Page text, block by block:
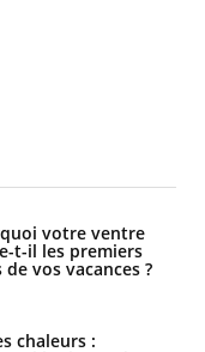
manger moins
pourrait
être bénéfique
et chaleur : ce